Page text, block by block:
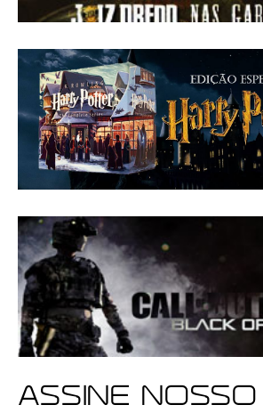
ASSINE NOSSO